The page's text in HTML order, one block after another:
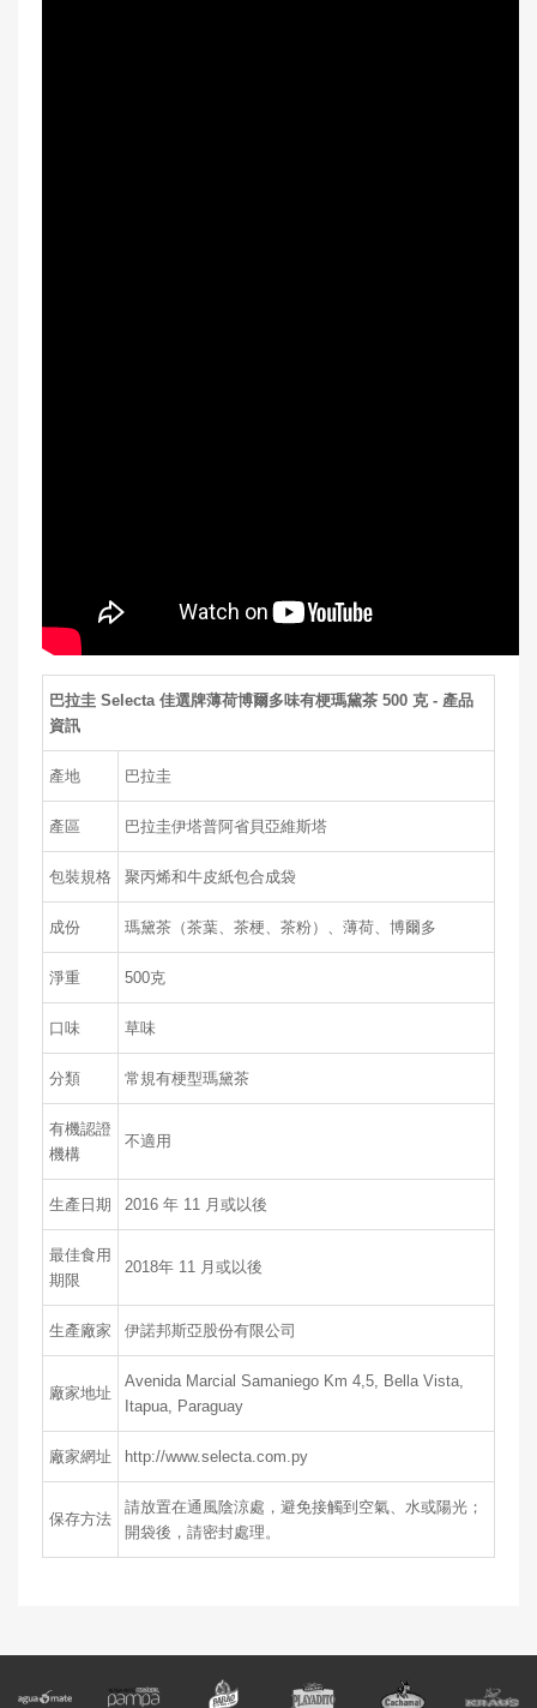
巴拉圭 Selecta 佳選牌薄荷博爾多味有梗瑪黛茶 500 克 - 產品
資訊
產地 巴拉圭
產區 巴拉圭伊塔普阿省貝亞維斯塔
包裝規格 聚丙烯和牛皮紙包合成袋
成份 瑪黛茶（茶葉、茶梗、茶粉）、薄荷、博爾多
淨重 500克
口味 草味
分類 常規有梗型瑪黛茶
有機認證
機構
不適用
生產日期 2016 年 11 月或以後
最佳食用
期限
2018年 11 月或以後
生產廠家 伊諾邦斯亞股份有限公司
廠家地址
Avenida Marcial Samaniego Km 4,5, Bella Vista,
Itapua, Paraguay
廠家網址 http://www.selecta.com.py
保存方法
請放置在通風陰涼處，避免接觸到空氣、水或陽光；
開袋後，請密封處理。